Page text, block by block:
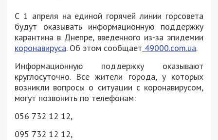
С 1 апреля на единой горячей линии горсовета
будут оказывать информационную поддержку
карантина в Днепре, введенного из-за эпидемии
коронавируса. Об этом сообщает 49000.com.ua.
Информационную поддержку оказывают
круглосуточно. Все жители города, у которых
возникли вопросы о ситуации с коронавирусом,
могут позвонить по телефонам:
056 732 12 12,
095 732 12 12,